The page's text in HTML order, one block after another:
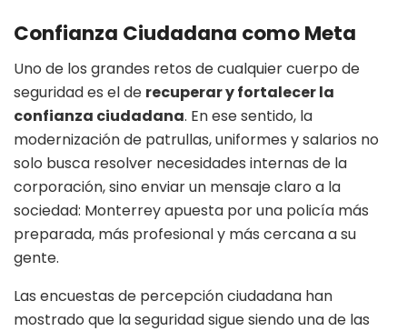
Confianza Ciudadana como Meta
Uno de los grandes retos de cualquier cuerpo de
seguridad es el de recuperar y fortalecer la
confianza ciudadana. En ese sentido, la
modernización de patrullas, uniformes y salarios no
solo busca resolver necesidades internas de la
corporación, sino enviar un mensaje claro a la
sociedad: Monterrey apuesta por una policía más
preparada, más profesional y más cercana a su
gente.
Las encuestas de percepción ciudadana han
mostrado que la seguridad sigue siendo una de las